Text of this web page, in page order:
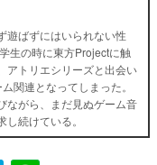
遊ばずにはいられない性
生の時に東方Projectに触
アトリエシリーズと出会い
関連となってしまった。
ながら、まだ見ぬゲーム音
続けている。